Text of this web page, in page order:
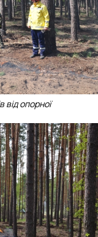
опорної